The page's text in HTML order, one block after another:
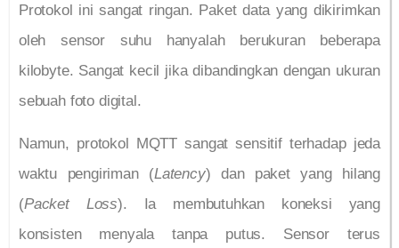
Protokol ini sangat ringan. Paket data yang dikirimkan
oleh sensor suhu hanyalah berukuran beberapa
kilobyte. Sangat kecil jika dibandingkan dengan ukuran
sebuah foto digital.
Namun, protokol MQTT sangat sensitif terhadap jeda
waktu pengiriman (Latency) dan paket yang hilang
(Packet Loss). Ia membutuhkan koneksi yang
konsisten menyala tanpa putus. Sensor terus